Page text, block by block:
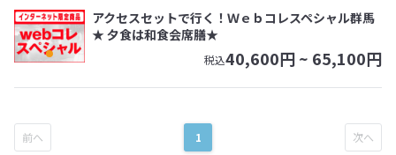
アクセスセットで行く！Ｗｅｂコレスペシャル群馬
★ 夕食は和食会席膳★
税込40,600円 ~ 65,100円
1